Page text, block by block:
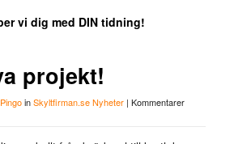
vi dig med DIN tidning!
projekt!
PingoinSkyltfirman.se Nyheter | Kommentarer